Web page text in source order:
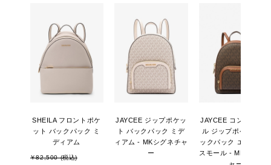
SHEILA フロントポケ
ット バックパック ミ
ディアム
￥82,500 (税込)
JAYCEE ジップポケッ
ト バックパック ミデ
ィアム - MKシグネチャ
ー
JAYCEE コンバーチブ
ル ジップポケット バ
ックパック エクスト
スモール - MKシグネ